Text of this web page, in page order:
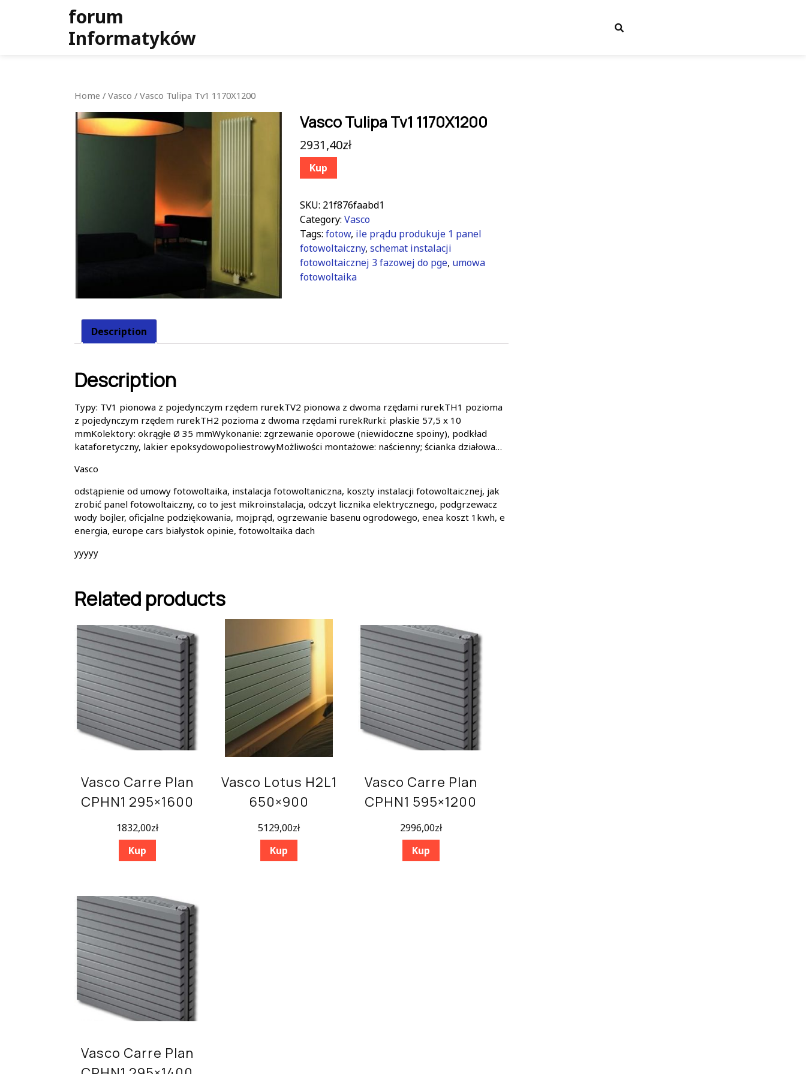
forum
Informatyków
Home / Vasco / Vasco Tulipa Tv1 1170X1200
Vasco Tulipa Tv1 1170X1200
2931,40zł
Kup
SKU: 21f876faabd1
Category:Vasco
Tags:fotow, ile prądu produkuje 1 panel
fotowoltaiczny,schemat instalacji
fotowoltaicznej 3 fazowej do pge, umowa
fotowoltaika
Description
Description
Typy: TV1 pionowa z pojedynczym rzędem rurekTV2 pionowa z dwoma rzędami rurekTH1 pozioma
z pojedynczym rzędem rurekTH2 pozioma z dwoma rzędami rurekRurki: płaskie 57,5 x 10
mmKolektory: okrągłe Ø 35 mmWykonanie: zgrzewanie oporowe (niewidoczne spoiny), podkład
kataforetyczny, lakier epoksydowopoliestrowyMożliwości montażowe: naścienny; ścianka działowa…
Vasco
odstąpienie od umowy fotowoltaika, instalacja fotowoltaniczna, koszty instalacji fotowoltaicznej, jak
zrobić panel fotowoltaiczny, co to jest mikroinstalacja, odczyt licznika elektrycznego, podgrzewacz
wody bojler, oficjalne podziękowania, mojprąd, ogrzewanie basenu ogrodowego, enea koszt 1kwh, e
energia, europe cars białystok opinie, fotowoltaika dach
yyyyy
Related products
Vasco Carre Plan
CPHN1 295×1600
1832,00zł
Kup
Vasco Lotus H2L1
650×900
5129,00zł
Kup
Vasco Carre Plan
CPHN1 595×1200
2996,00zł
Kup
Vasco Carre Plan